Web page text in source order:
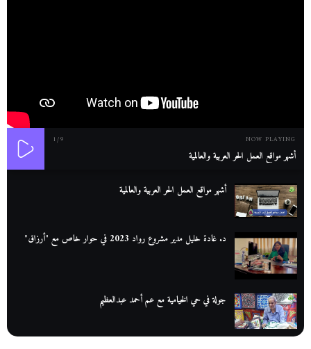
NOW PLAYING
1/9
أشهر مواقع العمل الحر العربية والعالمية
أشهر مواقع العمل الحر العربية والعالمية
د. غادة خليل مدير مشروع رواد 2023 في حوار خاص مع "أرزاق"
جولة في حي الخيامية مع عم أحمد عبدالعظيم